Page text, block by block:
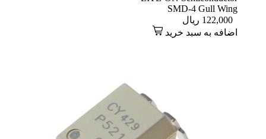
SMD-4 Gull Wing
122,000 ریال
اضافه به سبد خرید